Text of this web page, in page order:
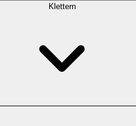
Klettern